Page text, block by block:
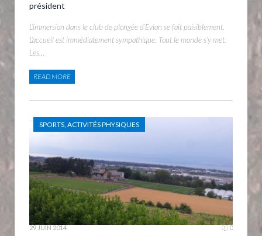
président
L’immersion dans le club de plongée d’Evian se fait paisiblement.
L’accueil est immédiatement sympathique. Tout le monde s’y met.
Les…
READ MORE
SPORTS, ACTIVITÉS PHYSIQUES
29 JUIN 2014 0